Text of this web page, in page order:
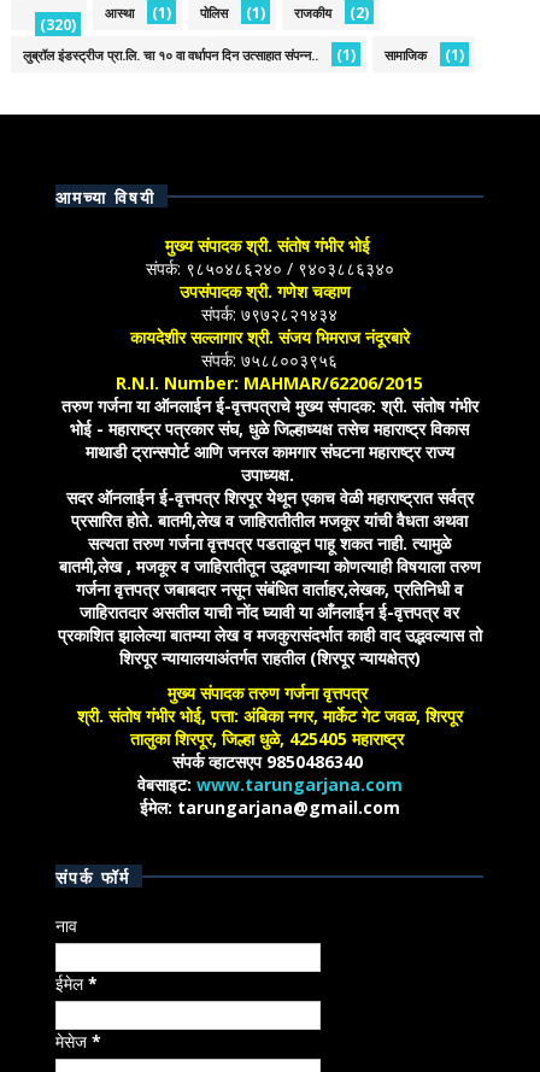
(320)
आस्था (1) पोलिस (1) राजकीय (2)
लुब्रॉल इंडस्ट्रीज प्रा.लि. चा १० वा वर्धापन दिन उत्साहात संपन्न.. (1) सामाजिक (1)
आमच्या विषयी
मुख्य संपादक श्री. संतोष गंभीर भोई
संपर्क: ९८५०४८६२४० / ९४०३८८६३४०
उपसंपादक श्री. गणेश चव्हाण
संपर्क: ७९७२८२१४३४
कायदेशीर सल्लागार श्री. संजय भिमराज नंदूरबारे
संपर्क: ७५८८००३९५६
R.N.I. Number: MAHMAR/62206/2015
तरुण गर्जना या ऑनलाईन ई-वृत्तपत्राचे मुख्य संपादक: श्री. संतोष गंभीर
भोई - महाराष्ट्र पत्रकार संघ, धुळे जिल्हाध्यक्ष तसेच महाराष्ट्र विकास
माथाडी ट्रान्सपोर्ट आणि जनरल कामगार संघटना महाराष्ट्र राज्य
उपाध्यक्ष.
सदर ऑनलाईन ई-वृत्तपत्र शिरपूर येथून एकाच वेळी महाराष्ट्रात सर्वत्र
प्रसारित होते. बातमी,लेख व जाहिरातीतील मजकूर यांची वैधता अथवा
सत्यता तरुण गर्जना वृत्तपत्र पडताळून पाहू शकत नाही. त्यामुळे
बातमी,लेख , मजकूर व जाहिरातीतून उद्भवणाऱ्या कोणत्याही विषयाला तरुण
गर्जना वृत्तपत्र जबाबदार नसून संबंधित वार्ताहर,लेखक, प्रतिनिधी व
जाहिरातदार असतील याची नोंद घ्यावी या आँनलाईन ई-वृत्तपत्र वर
प्रकाशित झालेल्या बातम्या लेख व मजकुरासंदर्भात काही वाद उद्भवल्यास तो
शिरपूर न्यायालयाअंतर्गत राहतील (शिरपूर न्यायक्षेत्र)
मुख्य संपादक तरुण गर्जना वृत्तपत्र
श्री. संतोष गंभीर भोई, पत्ता: अंबिका नगर, मार्केट गेट जवळ, शिरपूर
तालुका शिरपूर, जिल्हा धुळे, 425405 महाराष्ट्र
संपर्क व्हाटसएप 9850486340
वेबसाइट: www.tarungarjana.com
ईमेल: tarungarjana@gmail.com
संपर्क फॉर्म
नाव
ईमेल*
मेसेज*